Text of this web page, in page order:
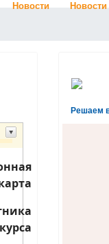
Новости
Решаем